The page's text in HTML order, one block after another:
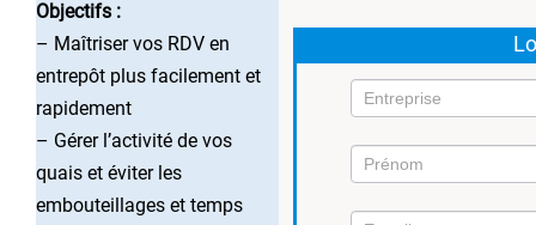
Objectifs :
– Maîtriser vos RDV en
entrepôt plus facilement et
rapidement
– Gérer l’activité de vos
quais et éviter les
embouteillages et temps